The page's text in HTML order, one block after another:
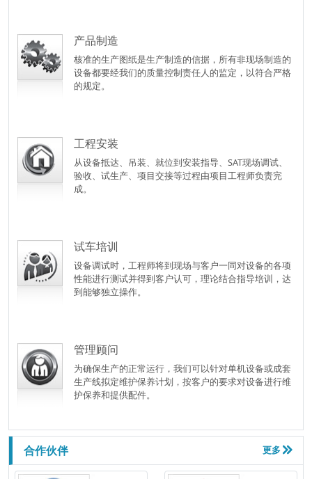
产品制造
核准的生产图纸是生产制造的信据，所有非现场制造的
设备都要经我们的质量控制责任人的监定，以符合严格
的规定。
工程安装
从设备抵达、吊装、就位到安装指导、SAT现场调试、
验收、试生产、项目交接等过程由项目工程师负责完
成。
试车培训
设备调试时，工程师将到现场与客户一同对设备的各项
性能进行测试并得到客户认可，理论结合指导培训，达
到能够独立操作。
管理顾问
为确保生产的正常运行，我们可以针对单机设备或成套
生产线拟定维护保养计划，按客户的要求对设备进行维
护保养和提供配件。
合作伙伴 更多 